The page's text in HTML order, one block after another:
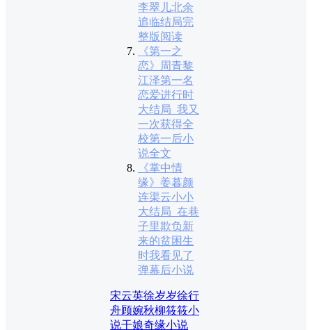
李翠儿北余
追临结局完
整版阅读
《第一之
恋》周青黎
江泽第一名
恋爱进行时
大结局_我又
一次获得全
校第一后小
说全文
《掌中情
缘》姜暮颜
连渠云小小
大结局_在巷
子里欺负新
来的贫困生
时我看见了
弹幕后小说
宋云英徐岁岁徐行
舟顾婉秋柳筱筱小
说干娘奇缘小说